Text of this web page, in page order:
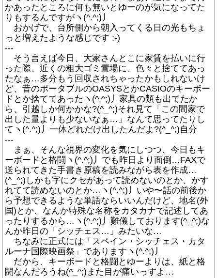
かあったところに何も無いとゆーのが気になってた
りもするんですがヽ(^.^;)丿
おかげで、台所側から朝入ってくる日の光もちょ
っと増えたような感じです :-)
---
そう言えば今日、大家さんとこに家賃を払いに行
った際、近くの粗大ゴミ置場に、色々と捨ててあっ
たなぁ…多分もう回収されちゃったかもしれないけ
ど、昔のポータブルのOASYSとかCASIOのキーボー
ドとか捨ててあったヽ(^.^;)丿家具の類も出てたか
ら、引越しか何かかな?(^_^;)それ見て「この間家で
出した量よりも少ないなぁ…」なんて思ってたりし
てヽ(^.^;)丿一体どれだけ出したんだよ?(^_^;)自分
---
まぁ、そんな視界の変化を気にしつつ、今日もキ
ーボードと格闘ヽ(^.^;)丿でも昨日より面倒…FAXで
送られてきた手書き原稿を読みながら表を作成…
(^_^;)しかも字にクセがあって読めないのとか、かす
れてて読めないのとか…ヽ(^.^;)丿いや〜話の前後か
ら予想できるような単語ならいいんだけど、地名(外
国)とか、なんか特殊な名称をカタカナで記述してあ
ったりするから…ヽ(^.^;)丿難儀しております(^_^;)な
んか昨日の「シッチェス…」みたいな…
ちなみに正式には「スペイン・シッチェス・カタ
ルーナ国際映画祭」でありますヽ(^.^;)丿
だから、キーボードと格闘とゆーよりは、紙と格
闘なんだろうね(^_^;)また目が痛いっすよ…